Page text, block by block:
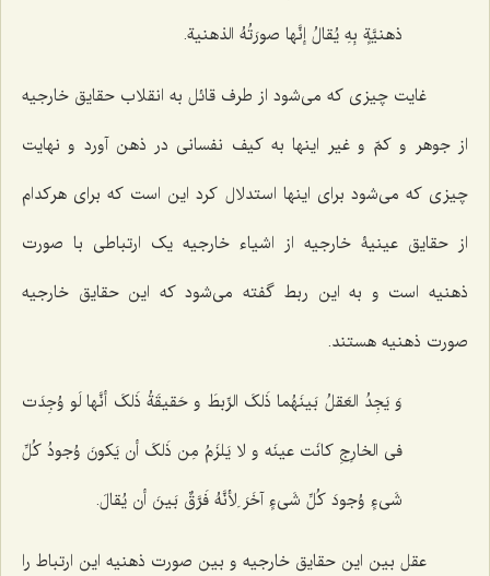
ذهنیَّةٍ بِهِ یُقالُ إنَّها صورَتُهُ الذهنیة.
غایت چیزی که می‌‌شود از طرف قائل به انقلاب حقایق خارجیه
از جوهر و کمّ و غیر اینها به کیف نفسانی در ذهن آورد و نهایت
چیزی که می‌شود برای اینها استدلال کرد این است که برای هرکدام
از حقایق عینیۀ خارجیه از اشیاء خارجیه یک ارتباطی با صورت
ذهنیه است و به این ربط گفته می‌شود که این حقایق خارجیه
صورت ذهنیه هستند.
وَ یَجِدُ العَقلُ بَینَهُما ذَلکَ الرِّبطَ و حَقیقَةُ ذَلکَ أنَّها لَو وُجِدَت
فی الخارِجِ کانَت عینَه و لا یَلزَمُ مِن ذَلکَ أن یَکونَ وُجودُ کُلِّ
شَیءٍ وُجودَ کُلِّ شَیءٍ آخَرَ لِأنَّهُ فَرَّقٌ بَینَ أن یُقالَ.
عقل بین این حقایق خارجیه و بین صورت ذهنیه این ارتباط را